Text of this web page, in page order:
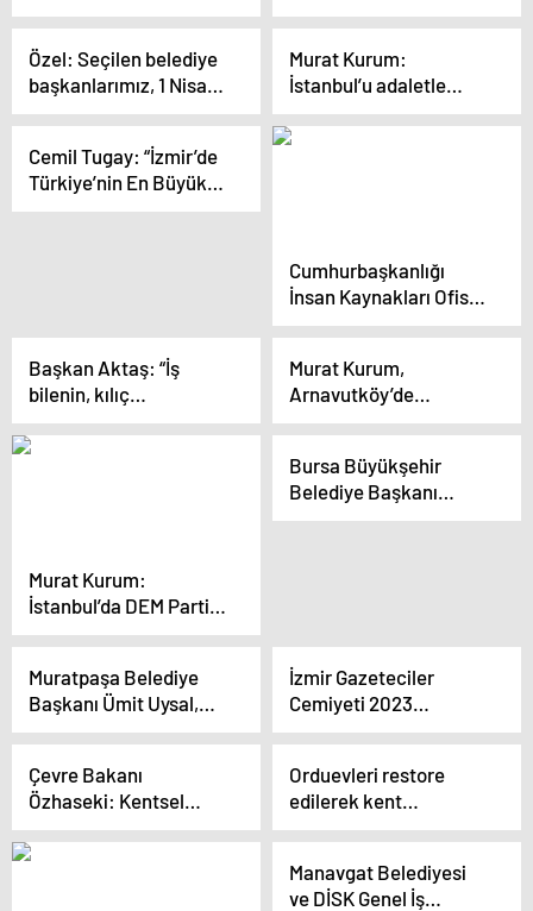
Yemeği Düzenledi
Türkiye İhracatçılar
Meksika’da temaslarda
bulundu
Özel: Seçilen belediye
başkanlarımız, 1 Nisan
günü sabahı
mal varlıklarını asacak
Murat Kurum:
İstanbul’u adaletle
yöneteceğiz
Cemil Tugay: “İzmir’de
Türkiye’nin En Büyük
Sivil Toplum
Cumhurbaşkanlığı
İnsan Kaynakları Ofisi
tarafından düzenlenen
başladı
Başkan Aktaş: “İş
bilenin, kılıç
kuşananın”
Murat Kurum,
Arnavutköy’de
dönüşüm projelerini
Murat Kurum:
İstanbul’da DEM Parti
ile CHP arasındaki
Bursa Büyükşehir
Belediye Başkanı
Alinur Aktaş: Cumhur
Muratpaşa Belediye
Başkanı Ümit Uysal,
Seçim Koordinasyon
konuştu
İzmir Gazeteciler
Cemiyeti 2023
Süleyman Alasya Basın
Çevre Bakanı
Özhaseki: Kentsel
dönüşüm için
kapılarımız açık
Orduevleri restore
edilerek kent
meydanına
Manavgat Belediyesi
ve DİSK Genel İş